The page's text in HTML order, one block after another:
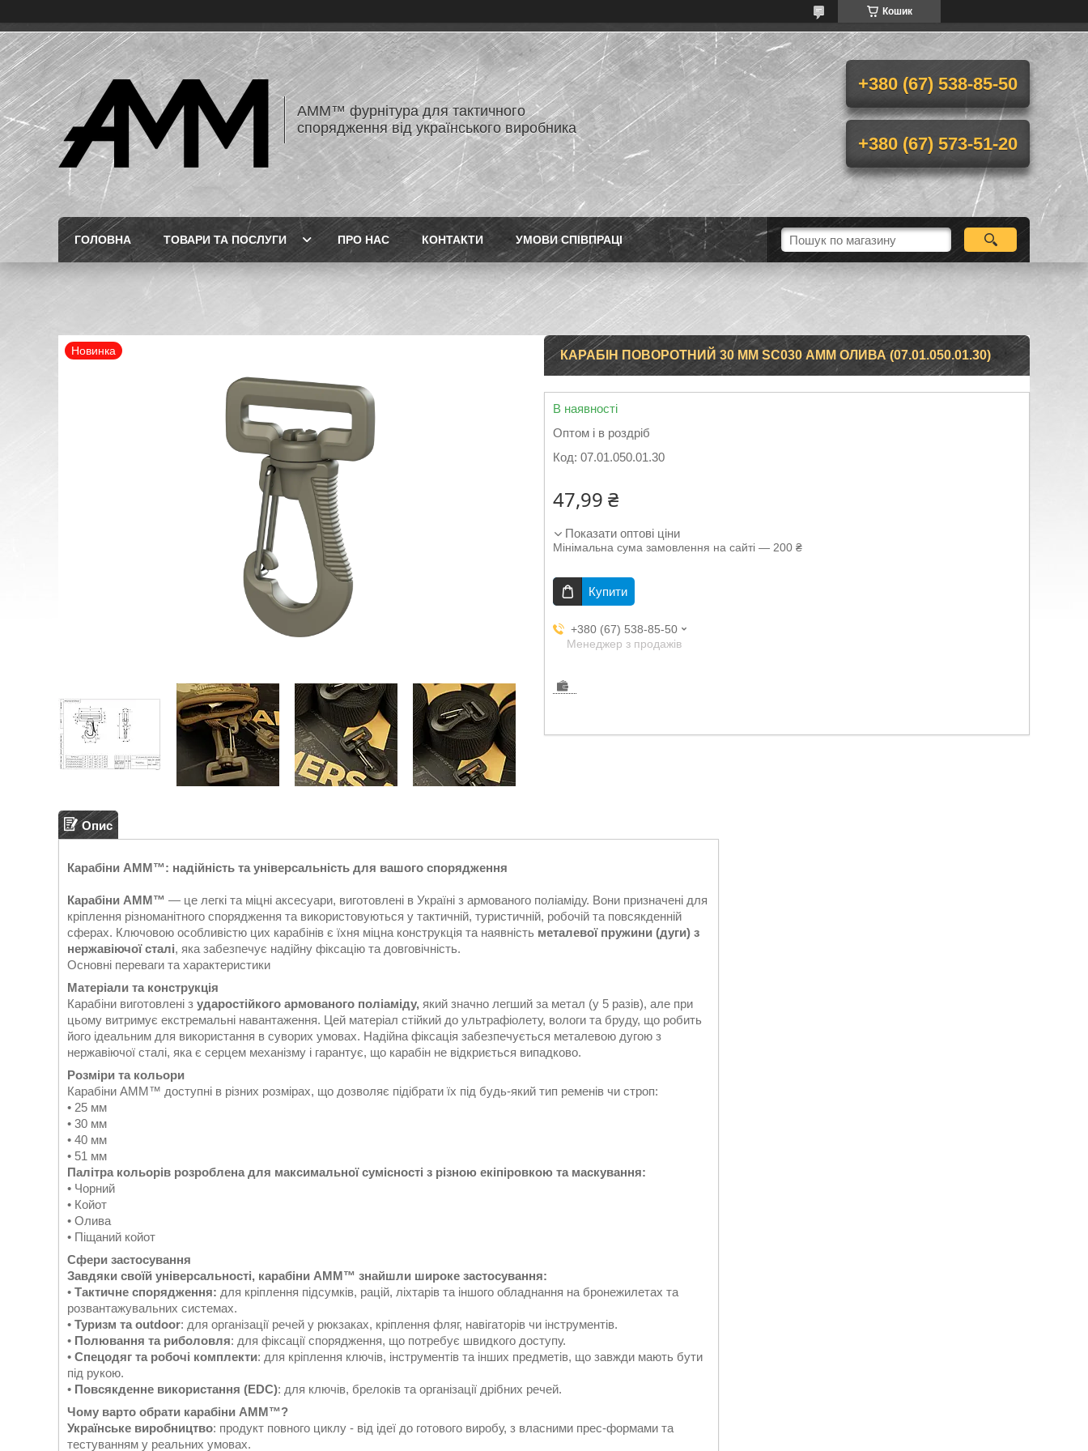
Кошик
AMM™ фурнітура для тактичного
спорядження від українського виробника
+380 (67) 538-85-50
+380 (67) 573-51-20
ГОЛОВНА ТОВАРИ ТА ПОСЛУГИ ПРО НАС КОНТАКТИ УМОВИ СПІВПРАЦІ
Новинка КАРАБІН ПОВОРОТНИЙ 30 ММ SC030 АММ ОЛИВА (07.01.050.01.30)
В наявності
Оптом і в роздріб
Код: 07.01.050.01.30
47,99 ₴
Показати оптові ціни
Мінімальна сума замовлення на сайті — 200 ₴
Купити
+380 (67) 538-85-50
Менеджер з продажів
Опис
Карабіни AMM™: надійність та універсальність для вашого спорядження
Карабіни AMM™ — це легкі та міцні аксесуари, виготовлені в Україні з армованого поліаміду. Вони призначені для
кріплення різноманітного спорядження та використовуються у тактичній, туристичній, робочій та повсякденній
сферах. Ключовою особливістю цих карабінів є їхня міцна конструкція та наявність металевої пружини (дуги) з
нержавіючої сталі, яка забезпечує надійну фіксацію та довговічність.
Основні переваги та характеристики
Матеріали та конструкція
Карабіни виготовлені з ударостійкого армованого поліаміду, який значно легший за метал (у 5 разів), але при
цьому витримує екстремальні навантаження. Цей матеріал стійкий до ультрафіолету, вологи та бруду, що робить
його ідеальним для використання в суворих умовах. Надійна фіксація забезпечується металевою дугою з
нержавіючої сталі, яка є серцем механізму і гарантує, що карабін не відкриється випадково.
Розміри та кольори
Карабіни AMM™ доступні в різних розмірах, що дозволяє підібрати їх під будь-який тип ременів чи строп:
• 25 мм
• 30 мм
• 40 мм
• 51 мм
Палітра кольорів розроблена для максимальної сумісності з різною екіпіровкою та маскування:
• Чорний
• Койот
• Олива
• Піщаний койот
Сфери застосування
Завдяки своїй універсальності, карабіни AMM™ знайшли широке застосування:
• Тактичне спорядження: для кріплення підсумків, рацій, ліхтарів та іншого обладнання на бронежилетах та
розвантажувальних системах.
• Туризм та outdoor: для організації речей у рюкзаках, кріплення фляг, навігаторів чи інструментів.
• Полювання та риболовля: для фіксації спорядження, що потребує швидкого доступу.
• Спецодяг та робочі комплекти: для кріплення ключів, інструментів та інших предметів, що завжди мають бути
під рукою.
• Повсякденне використання (EDC): для ключів, брелоків та організації дрібних речей.
Чому варто обрати карабіни AMM™?
Українське виробництво: продукт повного циклу - від ідеї до готового виробу, з власними прес-формами та
тестуванням у реальних умовах.